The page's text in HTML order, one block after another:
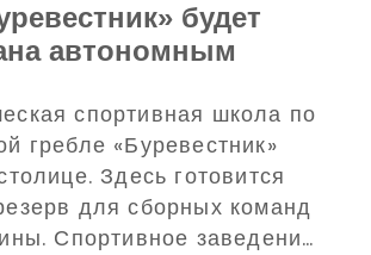
будет
автономным
– поможет
Парамонова
спортивная школа по
гребле «Буревестник»
Здесь готовится
для сборных команд
Спортивное заведение